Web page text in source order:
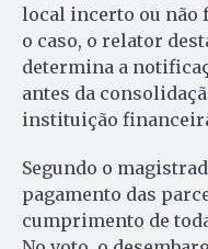
local incerto ou não
o caso, o relator
determina a
antes da
instituição
Segundo o
pagamento das
cumprimento de